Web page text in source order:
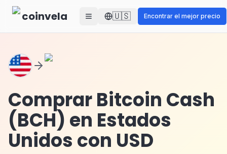
Skip to main content
coinvela 🇺🇸 Encontrar el mejor precio
Comprar Bitcoin Cash
(BCH) en Estados
Unidos con USD